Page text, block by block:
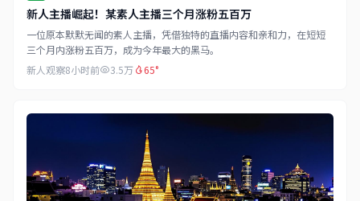
新人主播崛起！某素人主播三个月涨粉五百万
一位原本默默无闻的素人主播，凭借独特的直播内容和亲和力，在短短
三个月内涨粉五百万，成为今年最大的黑马。
新人观察8小时前 3.5万 65°